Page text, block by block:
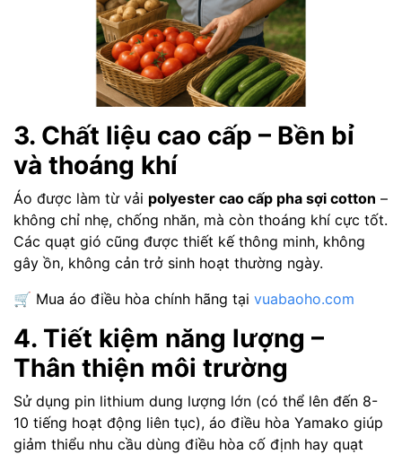
3. Chất liệu cao cấp – Bền bỉ
và thoáng khí
Áo được làm từ vải polyester cao cấp pha sợi cotton –
không chỉ nhẹ, chống nhăn, mà còn thoáng khí cực tốt.
Các quạt gió cũng được thiết kế thông minh, không
gây ồn, không cản trở sinh hoạt thường ngày.
🛒 Mua áo điều hòa chính hãng tại vuabaoho.com
4. Tiết kiệm năng lượng –
Thân thiện môi trường
Sử dụng pin lithium dung lượng lớn (có thể lên đến 8-
10 tiếng hoạt động liên tục), áo điều hòa Yamako giúp
giảm thiểu nhu cầu dùng điều hòa cố định hay quạt